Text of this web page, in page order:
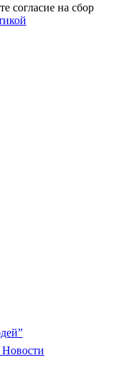
cогласие на сбор
Новости